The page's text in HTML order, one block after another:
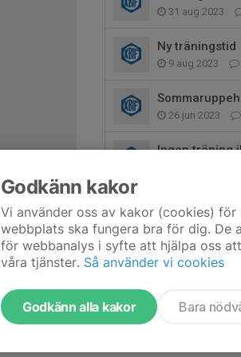
31 aug 2023
Ny träningstid
9 aug 2023
26 jun 2023
Ingen träning
19 maj 2023
Godkänn kakor
Vi använder oss av kakor (cookies)
webbplats ska fungera bra för dig. De
för webbanalys i syfte att hjälpa oss
våra tjänster. Så använder vi cookies
Godkänn alla kakor Bara